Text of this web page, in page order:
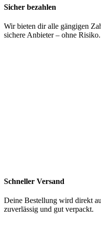
Sicher bezahlen
Wir bieten dir alle gängigen
sichere Anbieter – ohne Risiko.
Schneller Versand
Deine Bestellung wird direkt
zuverlässig und gut verpackt.